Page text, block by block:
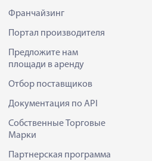
Франчайзинг
Портал производителя
Предложите нам
площади в аренду
Отбор поставщиков
Документация по API
Собственные Торговые
Марки
Партнерская программа